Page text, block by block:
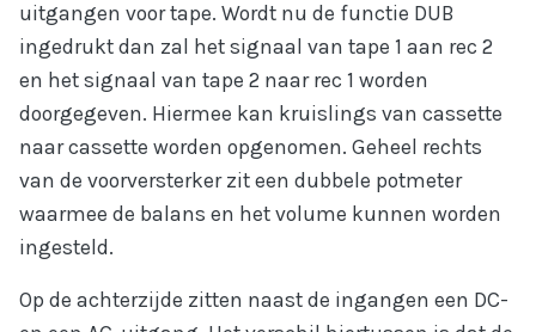
uitgangen voor tape. Wordt nu de functie DUB
ingedrukt dan zal het signaal van tape 1 aan rec 2
en het signaal van tape 2 naar rec 1 worden
doorgegeven. Hiermee kan kruislings van cassette
naar cassette worden opgenomen. Geheel rechts
van de voorversterker zit een dubbele potmeter
waarmee de balans en het volume kunnen worden
ingesteld.
Op de achterzijde zitten naast de ingangen een DC-